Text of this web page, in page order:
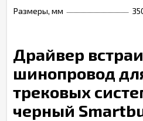
Размеры, мм
Драйвер
шинопровод
трековых
черный